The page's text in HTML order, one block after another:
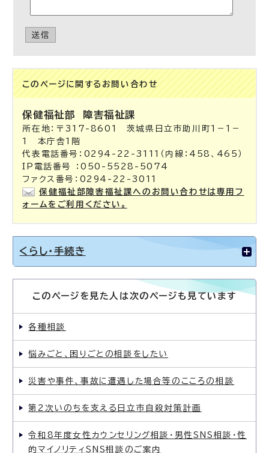
送信
このページに関する お問い合わせ
保健福祉部 障害福祉課
所在地：〒317-8601 茨城県日立市助川町1－1－
1 本庁舎1階
代表電話番号：0294-22-3111（内線：458、465）
IP電話番号 ：050-5528-5074
ファクス番号：0294-22-3011
保健福祉部障害福祉課へのお問い合わせは専用フ
ォームをご利用ください。
くらし・手続き
このページを見た人は次のページも見ています
各種相談
悩みごと、困りごとの相談をしたい
災害や事件、事故に遭遇した場合等のこころの相談
第2次いのちを支える日立市自殺対策計画
令和8年度女性カウンセリング相談・男性SNS相談・性
的マイノリティSNS相談のご案内